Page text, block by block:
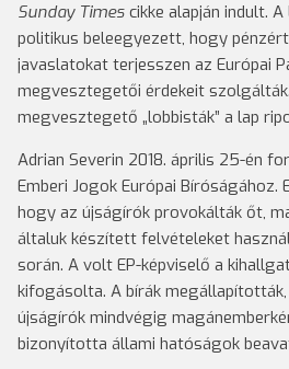
Sunday Times cikke alapján indult.
politikus beleegyezett, hogy
javaslatokat terjesszen az Európai
megvesztegetői érdekeit
megvesztegető „lobbisták” a lap
Adrian Severin 2018. április 25-én
Emberi Jogok Európai Bíróságához.
hogy az újságírók provokálták őt,
általuk készített felvételeket
során. A volt EP-képviselő a
kifogásolta. A bírák
újságírók mindvégig
bizonyította állami hatóságok